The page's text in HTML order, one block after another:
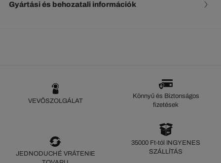
Gyártási és behozatali információk
VEVŐSZOLGÁLAT
Könnyű és Biztonságos
fizetések
JEDNODUCHÉ VRÁTENIE
35000 Ft-tól INGYENES
SZÁLLÍTÁS